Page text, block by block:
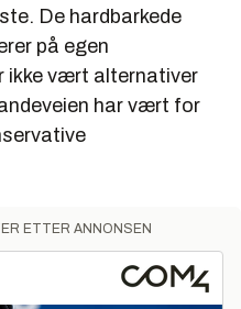
De hardbarkede
på egen
ikke vært alternativer
har vært for
ETTER ANNONSEN